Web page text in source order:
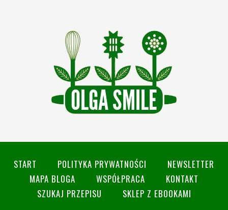
START POLITYKA PRYWATNOŚCI
NEWSLETTER
MAPA BLOGA
WSPÓŁPRACA
KONTAKT
SZUKAJ PRZEPISU
SKLEP Z EBOOKAMI